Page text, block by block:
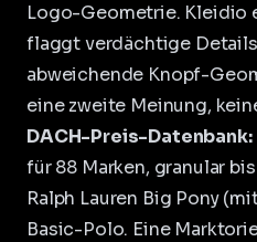
Logo-Geometrie. Kleidio
flaggt verdächtige
abweichende Knopf-
eine zweite Meinung,
DACH-Preis-Datenbank:
für 88 Marken, granular
Ralph Lauren Big Pony
Basic-Polo. Eine